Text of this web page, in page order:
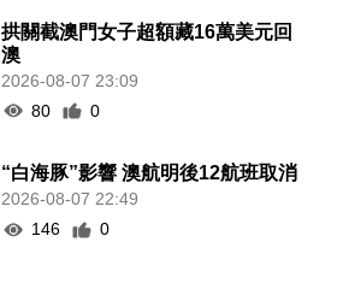
拱關截澳門女子超額藏16萬美元回
澳
2026-08-07 23:09
80
0
“白海豚”影響 澳航明後12航班取消
2026-08-07 22:49
146
0